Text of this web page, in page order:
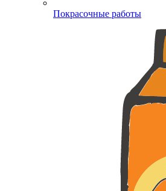
Покрасочные работы